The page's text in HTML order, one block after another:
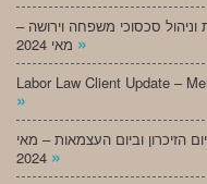
וניהול סכסוכי משפחה וירושה –
»
Labor Law Client Update –
»
הזיכרון וביום העצמאות – מאי
»